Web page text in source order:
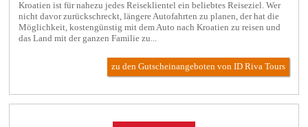
Kroatien ist für nahezu jedes Reiseklientel ein beliebtes Reiseziel. Wer
nicht davor zurückschreckt, längere Autofahrten zu planen, der hat die
Möglichkeit, kostengünstig mit dem Auto nach Kroatien zu reisen und
das Land mit der ganzen Familie zu...
zu den Gutscheinangeboten von ID Riva Tours